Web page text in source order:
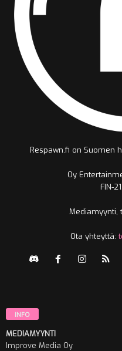
Respawn.fi on Suomen
Oy
FIN-
Mediamyynti,
Ota yhteyttä:
INFO
MEDIAMYYNTI
Improve Media Oy